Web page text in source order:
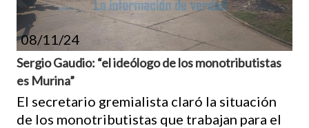
08/11/24
Sergio Gaudio: “el ideólogo de los monotributistas
es Murina”
El secretario gremialista claró la situación
de los monotributistas que trabajan para el